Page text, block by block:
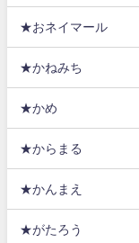
★おネイマール
★かねみち
★かめ
★からまる
★かんまえ
★がたろう